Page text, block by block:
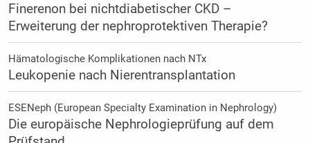
Finerenon bei nichtdiabetischer CKD –
Erweiterung der nephroprotektiven Therapie?
Hämatologische Komplikationen nach NTx
Leukopenie nach Nierentransplantation
ESENeph (European Specialty Examination in Nephrology)
Die europäische Nephrologieprüfung auf dem